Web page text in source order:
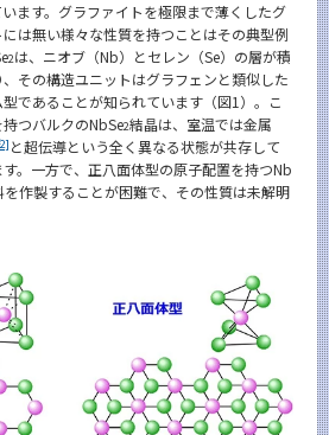
ます。グラファイトを極限まで薄くしたグ
は無い様々な性質を持つことはその典型例
2は、ニオブ（Nb）とセレン（Se）の層が積
その構造ユニットはグラフェンと類似した
であることが知られています（図1）。こ
つバルクのNbSe2結晶は、室温では金属
と超伝導という全く異なる状態が共存して
。一方で、正八面体型の原子配置を持つNb
を作製することが困難で、その性質は未解明
系詳細情報
CLOSE